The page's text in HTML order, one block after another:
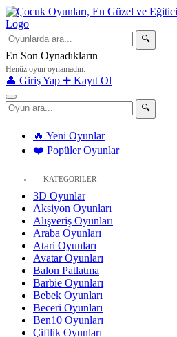
🔍
En Son Oynadıkların
Henüz oyun oynamadın.
👤 Giriş Yap ➕ Kayıt Ol
🔍
🔥 Yeni Oyunlar
❤️ Popüler Oyunlar
KATEGORİLER
3D Oyunlar
Aksiyon Oyunları
Alışveriş Oyunları
Araba Oyunları
Atari Oyunları
Avatar Oyunları
Balon Patlatma
Barbie Oyunları
Bebek Oyunları
Beceri Oyunları
Ben10 Oyunları
Çiftlik Oyunları